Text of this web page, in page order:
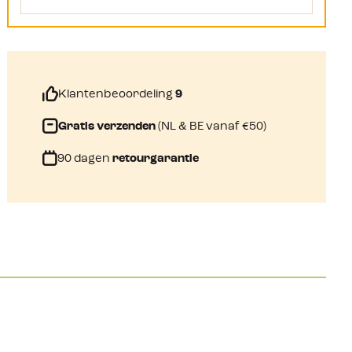
Klantenbeoordeling 9
Gratis verzenden (NL & BE vanaf €50)
90 dagen retourgarantie